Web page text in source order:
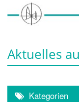
Aktuelles
Kategorien